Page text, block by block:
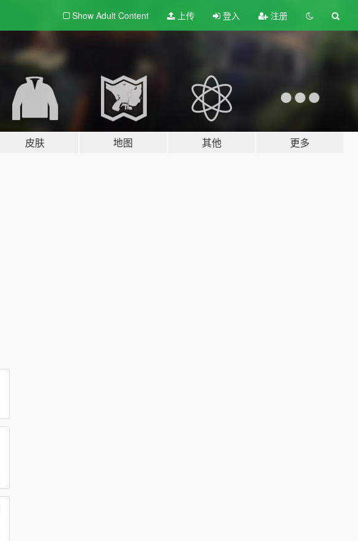
Show Adult Content 上传 登入 注册
皮肤 地图 其他 更多